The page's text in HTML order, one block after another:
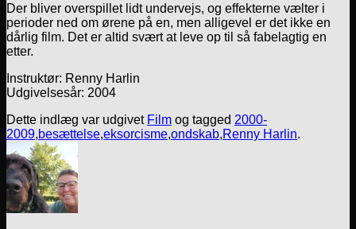
Der bliver overspillet lidt undervejs, og effekterne vælter i
perioder ned om ørene på en, men alligevel er det ikke en
dårlig film. Det er altid svært at leve op til så fabelagtig en
etter.
Instruktør: Renny Harlin
Udgivelsesår: 2004
Dette indlæg var udgivet Film og tagged 2000-
2009,besættelse,eksorcisme,ondskab,Renny Harlin.